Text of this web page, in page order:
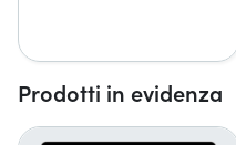
Prodotti in evidenza